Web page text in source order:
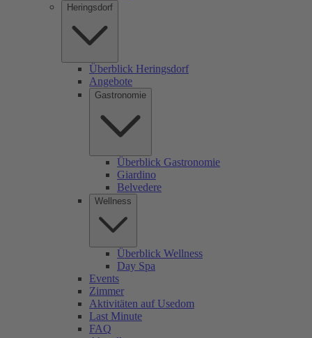
Heringsdorf
Überblick Heringsdorf
Angebote
Gastronomie
Überblick Gastronomie
Giardino
Belvedere
Wellness
Überblick Wellness
Day Spa
Events
Zimmer
Aktivitäten auf Usedom
Last Minute
FAQ